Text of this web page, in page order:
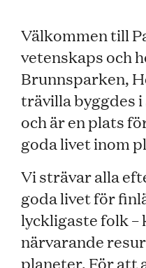
Välkommen till
vetenskaps och
Brunnsparken,
trävilla byggdes
och är en plats
goda livet inom
Vi strävar alla
goda livet för
lyckligaste folk –
närvarande
planeter. För att